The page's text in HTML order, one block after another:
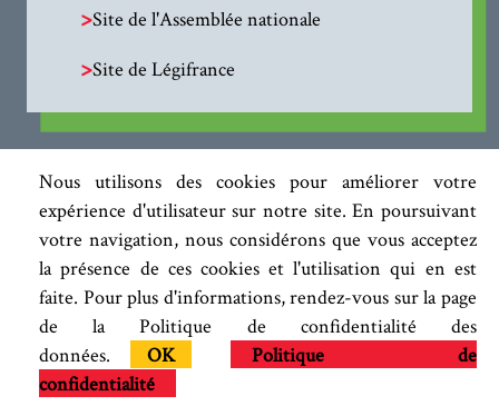
Nous utilisons des cookies pour améliorer votre
expérience d'utilisateur sur notre site. En poursuivant
votre navigation, nous considérons que vous acceptez
la présence de ces cookies et l'utilisation qui en est
faite. Pour plus d'informations, rendez-vous sur la page
de la Politique de confidentialité des
données.
OK
Politique de
confidentialité
>Site de l'Assemblée nationale
>Site de Légifrance